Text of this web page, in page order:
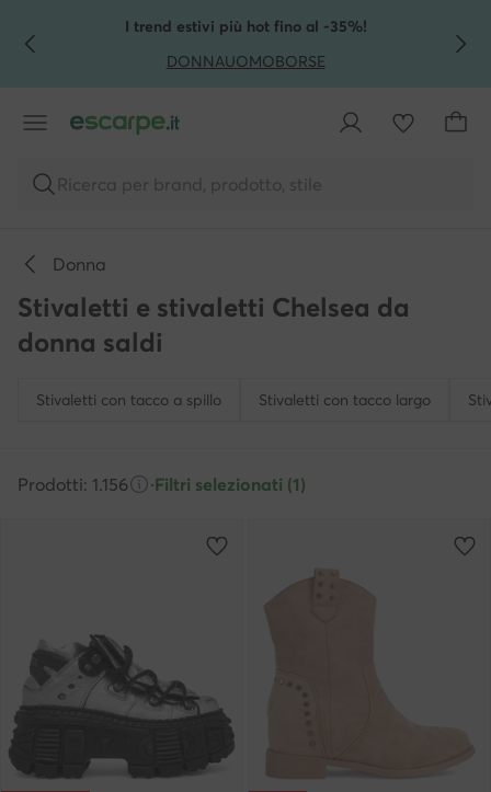
VAI AL CONTENUTO PRINCIPALE
VAI ALLA RICERCAI trend estivi più hot fino al -35%!
DONNAUOMOBORSE
Ricerca per brand, prodotto, stile
Donna
Stivaletti e stivaletti Chelsea da
donna saldi
Stivaletti con tacco a spillo Stivaletti con tacco largo
Prodotti: 1.156 ·Filtri selezionati (1)